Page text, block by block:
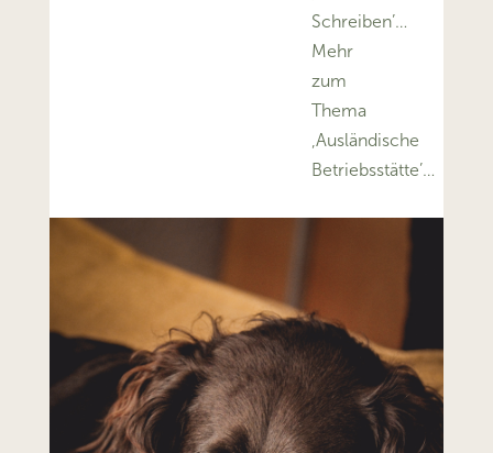
Schreiben’…
Mehr
zum
Thema
‚Ausländische
Betriebsstätte’…